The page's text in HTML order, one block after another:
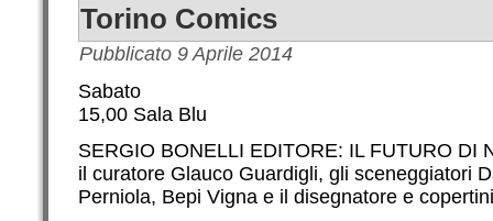
Torino Comics
Pubblicato 9 Aprile 2014
Sabato
15,00 Sala Blu
SERGIO BONELLI EDITORE: IL FUTURO DI
il curatore Glauco Guardigli, gli sceneggiatori
Perniola, Bepi Vigna e il disegnatore e